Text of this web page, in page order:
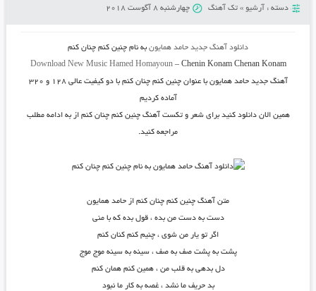
دسته : آرشیو » تک آهنگ چهارشنبه 8 آگوست 2018
دانلود آهنگ جدید حامد همایونبه نام چنین کنم چنان کنم
Download New Music Hamed Homayoun– Chenin Konam Chenan Konam
آهنگ جدیدحامد همایون با عنوانچنین کنم چنان کنم
با دو کیفیت عالی ۱۲۸ و ۳۲۰
آماده کردیم
همین الان دانلود کنید برای شعر و تکست آهنگ چنین کنم چنان کنم از به ادامه مطلب
مراجعه کنید.
متن آهنگ چنین کنم چنان کنم از حامد همایون
دست به دست من بده ، قول بده که با منی
اگر تو یار من شوی ، چنیم کنم کنان کنم
پشت به پشت صف به صف ، سینه به سینه موج موج
دل بدهی به قلب من ، همین کنم همان کنم
بد حریف ما نشد ، غصه به کار ما نبود